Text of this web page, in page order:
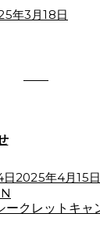
年3月18日
2025年4月15日